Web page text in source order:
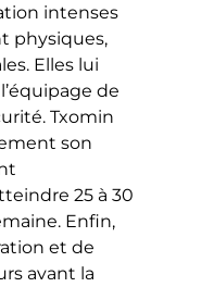
intenses
physiques,
Elles lui
de
Txomin
son
25 à 30
Enfin,
et de
avant la